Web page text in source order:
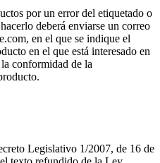
por un error del etiquetado o
deberá enviarse un correo
en el que se indique el
en el que está interesado en
conformidad de la
Legislativo 1/2007, de 16 de